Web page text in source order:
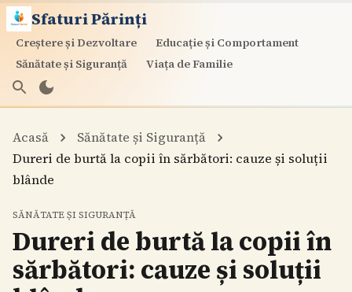
Sfaturi Părinți
Creștere și Dezvoltare
Educație și Comportament
Sănătate și Siguranță
Viața de Familie
Acasă
Sănătate și Siguranță
Dureri de burtă la copii în sărbători: cauze și soluții
blânde
SĂNĂTATE ȘI SIGURANȚĂ
Dureri de burtă la copii în
sărbători: cauze și soluții